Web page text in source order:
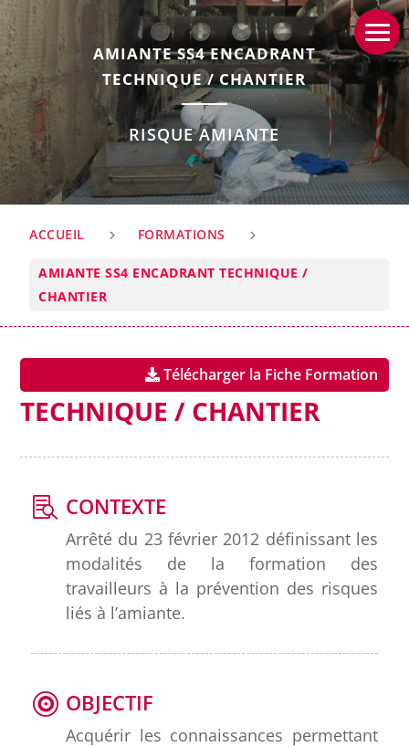
AMIANTE SS4 ENCADRANT
TECHNIQUE / CHANTIER
RISQUE AMIANTE
ACCUEIL 5 FORMATIONS 5
AMIANTE SS4 ENCADRANT TECHNIQUE /
CHANTIER
Télécharger la Fiche Formation
AMIANTE SS4 ENCADRANT
TECHNIQUE / CHANTIER
CONTEXTE
Arrêté du 23 février 2012 définissant les
modalités de la formation des
travailleurs à la prévention des risques
liés à l’amiante.
OBJECTIF
Acquérir les connaissances permettant